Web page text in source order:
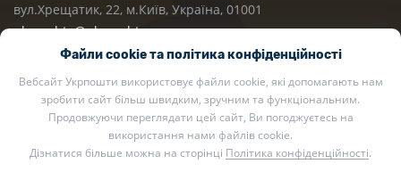
вул.Хрещатик, 22, м.Київ, Україна, 01001
ukrposhta@ukrposhta.ua
Файли cookie та політика конфіденційності
Вебсайт Укрпошти використовує файли cookie, які допомагають нам
зробити сайт більш швидким, зручним та функціональним.
Продовжуючи переглядати цей сайт, Ви погоджуєтесь на
використання нами файлів cookie.
Дізнатися більше можна на сторінці Політика конфіденційності.